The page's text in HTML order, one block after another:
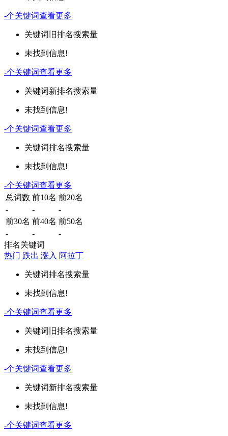
-个关键词查看更多
关键词 旧排名搜索量
未找到信息!
-个关键词查看更多
关键词新排名搜索量
未找到信息!
-个关键词查看更多
关键词排名搜索量
未找到信息!
-个关键词查看更多
总词数 前10名 前20名
-
-
-
前30名 前40名 前50名
-
-
-
排名关键词
热门 跌出 涨入 阿拉丁
关键词排名搜索量
未找到信息!
-个关键词查看更多
关键词 旧排名搜索量
未找到信息!
-个关键词查看更多
关键词新排名搜索量
未找到信息!
-个关键词查看更多